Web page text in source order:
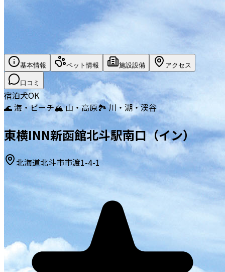
基本情報 ペット情報 施設設備 アクセス
口コミ
宿泊犬OK
🌊 海・ビーチ🏔️ 山・高原🏞️ 川・湖・渓谷
東横INN新函館北斗駅南口（イン）
北海道北斗市市渡1-4-1